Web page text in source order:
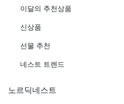
이달의 추천상품
신상품
선물 추천
네스트 트렌드
노르딕네스트